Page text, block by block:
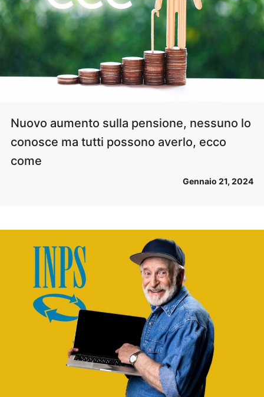
Nuovo aumento sulla pensione, nessuno lo
conosce ma tutti possono averlo, ecco
come
Gennaio 21, 2024